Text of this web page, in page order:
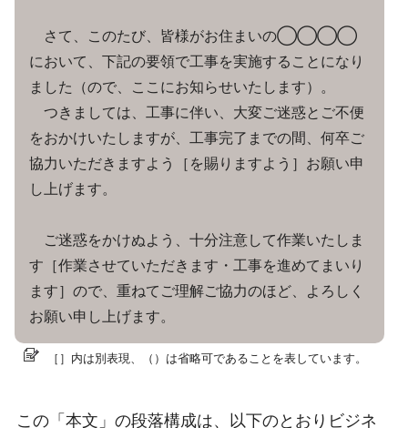
さて、このたび、皆様がお住まいの◯◯◯◯
において、下記の要領で工事を実施することになり
ました（ので、ここにお知らせいたします）。
つきましては、工事に伴い、大変ご迷惑とご不便
をおかけいたしますが、工事完了までの間、何卒ご
協力いただきますよう［を賜りますよう］お願い申
し上げます。
ご迷惑をかけぬよう、十分注意して作業いたしま
す［作業させていただきます・工事を進めてまいり
ます］ので、重ねてご理解ご協力のほど、よろしく
お願い申し上げます。
［］内は別表現、（）は省略可であることを表しています。
この「本文」の段落構成は、以下のとおりビジネ